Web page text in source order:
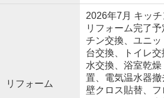
リフォーム
2026年7月 キッ
リフォーム完了
チン交換、ユニ
台交換、トイレ
水交換、浴室乾
置、電気温水器撤
壁クロス貼替、